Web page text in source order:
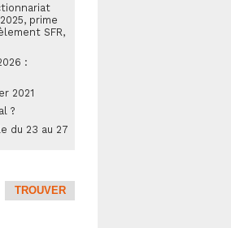
prime
SFR,
:
2021
?
du 23 au 27